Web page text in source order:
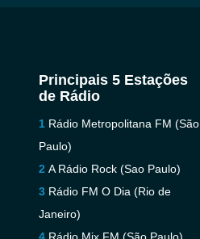
Principais 5 Estações
de Rádio
Rádio Metropolitana FM (São
Paulo)
A Rádio Rock (Sao Paulo)
Rádio FM O Dia (Rio de
Janeiro)